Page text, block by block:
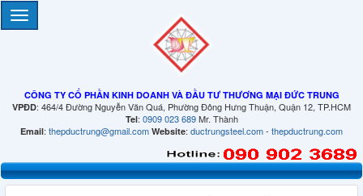
CÔNG TY CỔ PHẦN KINH DOANH VÀ ĐẦU TƯ THƯƠNG MẠI ĐỨC TRUNG
VPĐD: 464/4 Đường Nguyễn Văn Quá, Phường Đông Hưng Thuận, Quận 12, TP.HCM
Tel: 0909 023 689Mr. Thành
Email: thepductrung@gmail.com Website: ductrungsteel.com- thepductrung.com